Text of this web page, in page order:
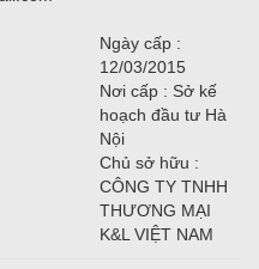
Ngày cấp :
12/03/2015
Nơi cấp : Sở kế
hoạch đầu tư Hà
Nội
Chủ sở hữu :
CÔNG TY TNHH
THƯƠNG MẠI
K&L VIỆT NAM